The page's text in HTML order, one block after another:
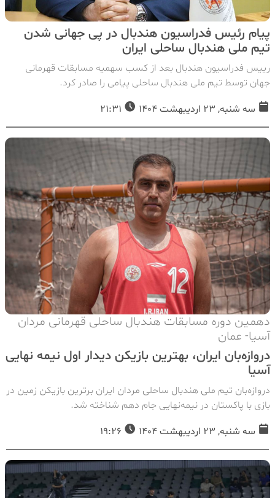
پیام رئیس فدراسیون هندبال در پی جهانی شدن
تیم ملی هندبال ساحلی ایران
رییس فدراسیون هندبال بعد از کسب سهمیه مسابقات قهرمانی
جهان توسط تیم ملی هندبال ساحلی پیامی را صادر کرد.
سه شنبه, 23 اردیبهشت 1404
دهمین دوره مسابقات هندبال ساحلی قهرمانی مردان
آسیا- عمان
دروازه‌بان ایران، بهترین بازیکن دیدار اول نیمه نهایی
آسیا
دروازه‌بان تیم ملی هندبال ساحلی مردان ایران برترین بازیکن زمین در
بازی با پاکستان در نیمه‌نهایی جام دهم شناخته شد.
سه شنبه, 23 اردیبهشت 1404